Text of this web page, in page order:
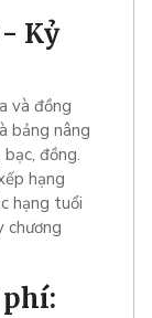
Kỷ
và đồng
bảng nâng
đồng.
hạng
hạng tuổi
chương